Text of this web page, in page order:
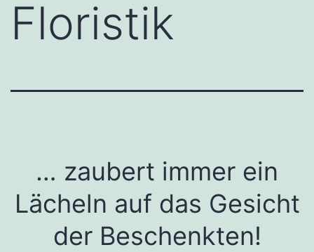
Floristik
… zaubert immer ein
Lächeln auf das Gesicht
der Beschenkten!